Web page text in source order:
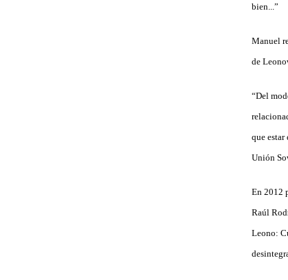
bien...”
Manuel
de
“Del
que estar
Unión
En 2012
Raúl
Leono: